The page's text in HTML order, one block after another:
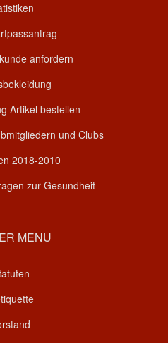
anfordern
Artikel bestellen
und Clubs
2018-2010
zur Gesundheit
MENU